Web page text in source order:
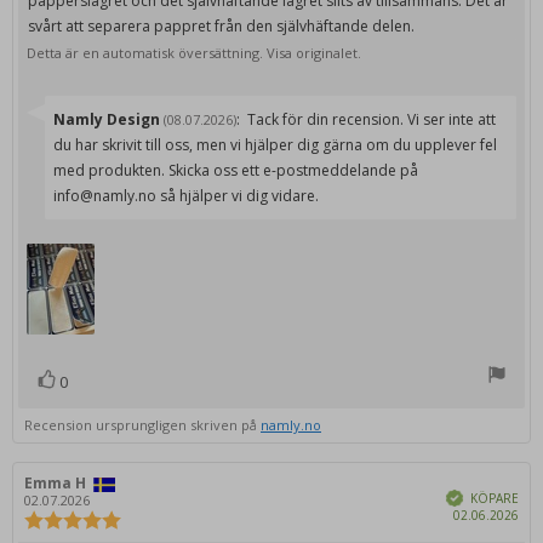
svårt att separera pappret från den självhäftande delen.
Detta är en automatisk översättning. Visa originalet.
Svara
från:
Namly Design (08.07.2026): Tack för din recension. Vi ser inte att
du har skrivit till oss, men vi hjälper dig gärna om du upplever fel
med produkten. Skicka oss ett e-postmeddelande på
info@namly.no så hjälper vi dig vidare.
Rösta
0
Recension ursprungligen skriven på namly.no
Recensionsförfattare:
Emma H
02.07.2026 Bekräftad
KÖPARE
02.06.2026